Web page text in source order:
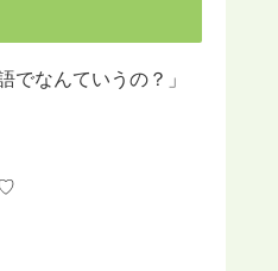
でなんていうの？」